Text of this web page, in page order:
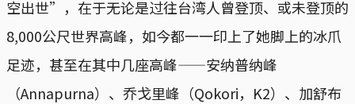
空出世”，在于无论是过往台湾人曾登顶、或未登顶的
8,000公尺世界高峰，如今都一一印上了她脚上的冰爪
足迹，甚至在其中几座高峰——安纳普纳峰
（Annapurna）、乔戈里峰（Qokori，K2）、加舒布